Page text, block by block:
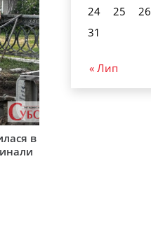
в
24
25 26
31
« Лип